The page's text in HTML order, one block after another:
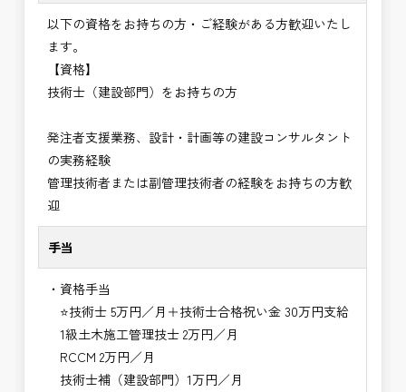
以下の資格をお持ちの方・ご経験がある方歓迎いたし
ます。
【資格】
技術士（建設部門）をお持ちの方
発注者支援業務、設計・計画等の建設コンサルタント
の実務経験
管理技術者または副管理技術者の経験をお持ちの方歓
迎
手当
・資格手当
⭐技術士 5万円／月＋技術士合格祝い金 30万円支給
1級土木施工管理技士 2万円／月
RCCM 2万円／月
技術士補（建設部門）1万円／月